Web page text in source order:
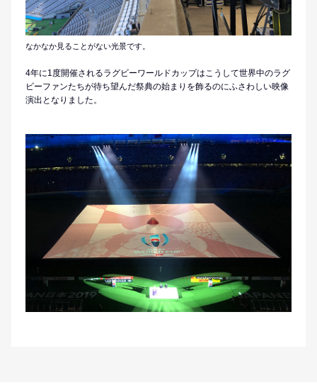
なかなか見ることがない光景です。
4年に1度開催されるラグビーワールドカップはこうして世界中のラグ
ビーファンたちが待ち望んだ祭典の始まりを飾るのにふさわしい映像
演出となりました。